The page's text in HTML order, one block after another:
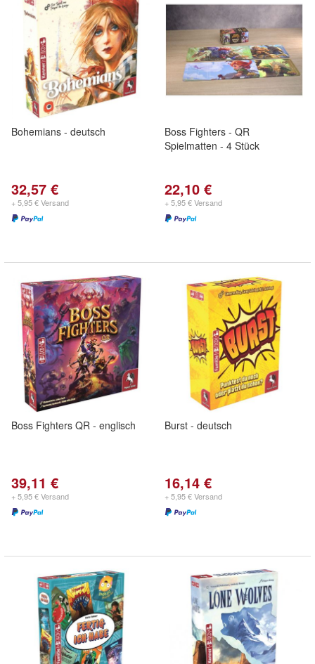
Bohemians - deutsch
32,57 €
+ 5,95 € Versand
Boss Fighters - QR
Spielmatten - 4 Stück
22,10 €
+ 5,95 € Versand
Boss Fighters QR - englisch
39,11 €
+ 5,95 € Versand
Burst - deutsch
16,14 €
+ 5,95 € Versand